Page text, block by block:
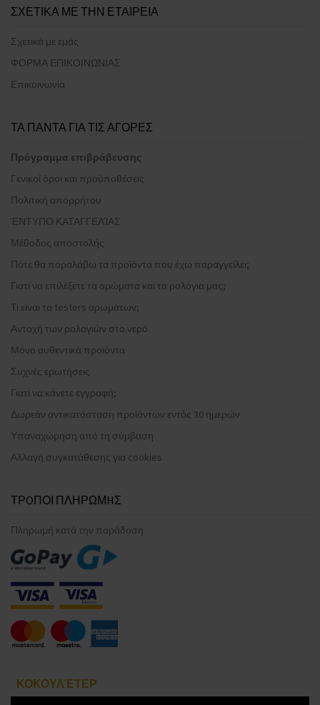
ΣΧΕΤΙΚΑ ΜΕ ΤΗΝ ΕΤΑΙΡΕΙΑ
Σχετικά με εμάς
ΦΟΡΜΑ ΕΠΙΚΟΙΝΩΝΙΑΣ
Επικοινωνία
ΤΑ ΠΑΝΤΑ ΓΙΑ ΤΙΣ ΑΓΟΡΕΣ
Πρόγραμμα επιβράβευσης
Γενικοί όροι και προϋποθέσεις
Πολιτική απορρήτου
ΈΝΤΥΠΟ ΚΑΤΑΓΓΕΛΊΑΣ
Μέθοδος αποστολής
Πότε θα παραλάβω τα προϊόντα που έχω παραγγείλει;
Γιατί να επιλέξετε τα αρώματα και τα ρολόγια μας;
Τι είναι τα testers αρωμάτων;
Αντοχή των ρολογιών στο νερό
Μόνο αυθεντικά προϊόντα
Συχνές ερωτήσεις
Γιατί να κάνετε εγγραφή;
Δωρεάν αντικατάσταση προϊόντων εντός 30 ημερών
Υπαναχώρηση από τη σύμβαση
Αλλαγή συγκατάθεσης για cookies
ΤΡOΠΟΙ ΠΛΗΡΩΜHΣ
Πληρωμή κατά την παράδοση
ΚΟΚΟΥΛΈΤΕΡ